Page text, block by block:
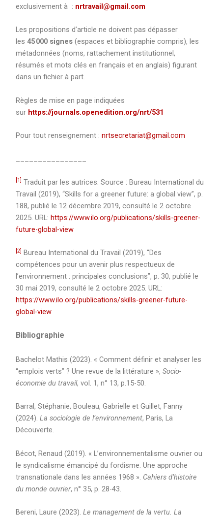
exclusivement à : nrtravail@gmail.com
Les propositions d’article ne doivent pas dépasser
les45 000 signes(espaces et bibliographie compris), les
métadonnées (noms, rattachement institutionnel,
résumés et mots clés en français et en anglais) figurant
dans un fichier à part.
Règles de mise en page indiquées
sur https://journals.openedition.org/nrt/531
Pour tout renseignement :nrtsecretariat@gmail.com
[1]
Traduit par les autrices. Source : Bureau International du
Travail (2019), “Skills for a greener future: a global view”, p.
188, publié le 12 décembre 2019, consulté le 2 octobre
2025. URL:https://www.ilo.org/publications/skills-greener-
future-global-view
[2] Bureau International du Travail (2019), “Des
compétences pour un avenir plus respectueux de
l’environnement : principales conclusions”, p. 30, publié le
30 mai 2019, consulté le 2 octobre 2025. URL:
https://www.ilo.org/publications/skills-greener-future-
global-view
Bibliographie
Bachelot Mathis (2023). « Comment définir et analyser les
“emplois verts” ? Une revue de la littérature »,Socio-
économie du travail, vol. 1, n° 13, p.15-50.
Barral, Stéphanie, Bouleau, Gabrielle et Guillet, Fanny
(2024).La sociologie de l’environnement, Paris, La
Découverte.
Bécot, Renaud (2019). « L’environnementalisme ouvrier ou
le syndicalisme émancipé du fordisme. Une approche
transnationale dans les années 1968 ». Cahiers d’histoire
du monde ouvrier, n° 35, p. 28-43.
Bereni, Laure (2023).Le management de la vertu. La